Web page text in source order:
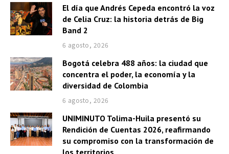
El día que Andrés Cepeda encontró la voz
de Celia Cruz: la historia detrás de Big
Band 2
6 agosto, 2026
Bogotá celebra 488 años: la ciudad que
concentra el poder, la economía y la
diversidad de Colombia
6 agosto, 2026
UNIMINUTO Tolima-Huila presentó su
Rendición de Cuentas 2026, reafirmando
su compromiso con la transformación de